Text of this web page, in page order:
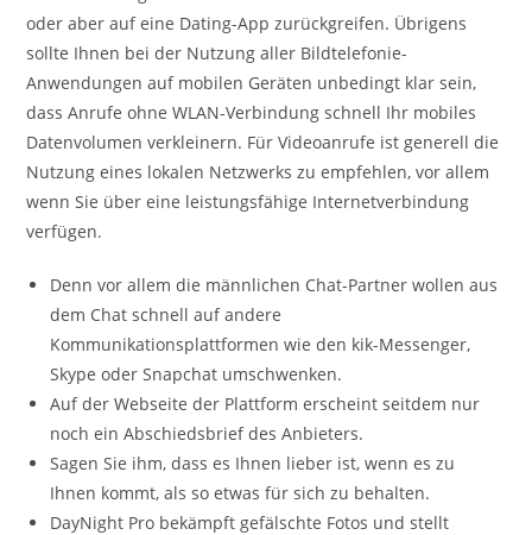
oder aber auf eine Dating-App zurückgreifen. Übrigens
sollte Ihnen bei der Nutzung aller Bildtelefonie-
Anwendungen auf mobilen Geräten unbedingt klar sein,
dass Anrufe ohne WLAN-Verbindung schnell Ihr mobiles
Datenvolumen verkleinern. Für Videoanrufe ist generell die
Nutzung eines lokalen Netzwerks zu empfehlen, vor allem
wenn Sie über eine leistungsfähige Internetverbindung
verfügen.
Denn vor allem die männlichen Chat-Partner wollen aus
dem Chat schnell auf andere
Kommunikationsplattformen wie den kik-Messenger,
Skype oder Snapchat umschwenken.
Auf der Webseite der Plattform erscheint seitdem nur
noch ein Abschiedsbrief des Anbieters.
Sagen Sie ihm, dass es Ihnen lieber ist, wenn es zu
Ihnen kommt, als so etwas für sich zu behalten.
DayNight Pro bekämpft gefälschte Fotos und stellt